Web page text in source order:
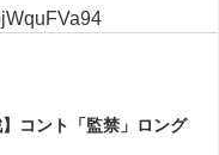
】コント「監禁」ロング